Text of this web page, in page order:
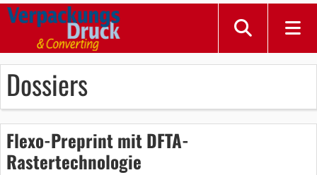
Dossiers
Flexo-Preprint mit DFTA-
Rastertechnologie